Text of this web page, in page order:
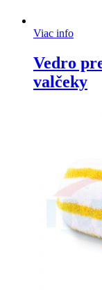
Viac info
Vedro
valčeky